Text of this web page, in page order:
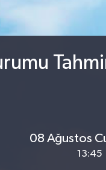
08 Ağustos
13:45